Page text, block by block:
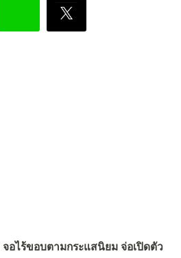
อไร้ขอบตามกระแสนิยม จ่อเปิดตัว